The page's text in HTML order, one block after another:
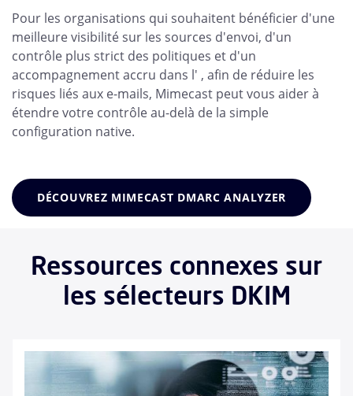
Pour les organisations qui souhaitent bénéficier d'une
meilleure visibilité sur les sources d'envoi, d'un
contrôle plus strict des politiques et d'un
accompagnement accru dans l' , afin de réduire les
risques liés aux e-mails, Mimecast peut vous aider à
étendre votre contrôle au-delà de la simple
configuration native.
DÉCOUVREZ MIMECAST DMARC ANALYZER
Ressources connexes sur
les sélecteurs DKIM